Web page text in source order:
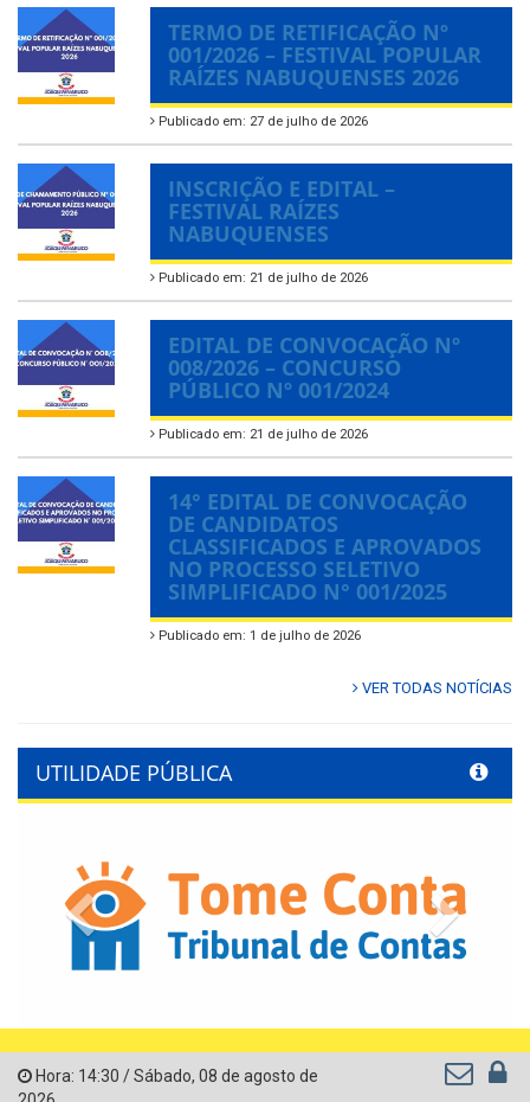
TERMO DE RETIFICAÇÃO Nº
001/2026 – FESTIVAL POPULAR
RAÍZES NABUQUENSES 2026
Publicado em: 27 de julho de 2026
INSCRIÇÃO E EDITAL –
FESTIVAL RAÍZES
NABUQUENSES
Publicado em: 21 de julho de 2026
EDITAL DE CONVOCAÇÃO Nº
008/2026 – CONCURSO
PÚBLICO Nº 001/2024
Publicado em: 21 de julho de 2026
14° EDITAL DE CONVOCAÇÃO
DE CANDIDATOS
CLASSIFICADOS E APROVADOS
NO PROCESSO SELETIVO
SIMPLIFICADO N° 001/2025
Publicado em: 1 de julho de 2026
VER TODAS NOTÍCIAS
UTILIDADE PÚBLICA
Previous Next
Hora: 14:30 /Sábado, 08 de agosto de